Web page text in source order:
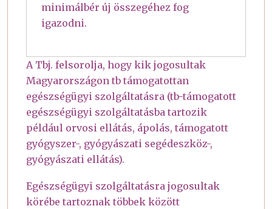
minimálbér új összegéhez fog
igazodni.
A Tbj. felsorolja, hogy kik jogosultak
Magyarországon tb támogatottan
egészségügyi szolgáltatásra (tb-támogatott
egészségügyi szolgáltatásba tartozik
például orvosi ellátás, ápolás, támogatott
gyógyszer-, gyógyászati segédeszköz-,
gyógyászati ellátás).
Egészségügyi szolgáltatásra jogosultak
körébe tartoznak többek között